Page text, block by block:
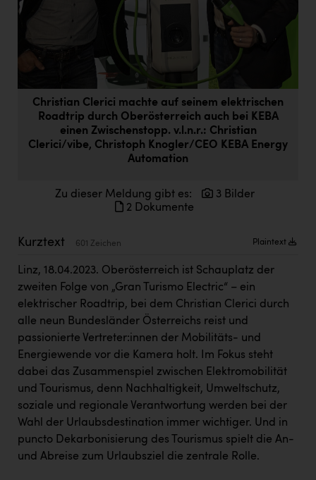
Doppler Gruppe
Firmenradl
Fristads Austria
HIG Infomotion Group
Immotech
INTERSPORT Austria
Jesolo
Jane Goodall Institute Austria
Kärcher
Karin Liedl
KEBA
KIWI Kinderwunsch Institut Dr. Loimer
KLIPP Frisör
Kleider Bauer
Christian Clerici machte auf seinem elektrischen
Roadtrip durch Oberösterreich auch bei KEBA
einen Zwischenstopp. v.l.n.r.: Christian
Clerici/vibe, Christoph Knogler/CEO KEBA Energy
Automation
Zu dieser Meldung gibt es:
3 Bilder
2 Dokumente
Kurztext 601 Zeichen Plaintext
Linz, 18.04.2023. Oberösterreich ist Schauplatz der
zweiten Folge von „Gran Turismo Electric“ – ein
elektrischer Roadtrip, bei dem Christian Clerici durch
alle neun Bundesländer Österreichs reist und
passionierte Vertreter:innen der Mobilitäts- und
Energiewende vor die Kamera holt. Im Fokus steht
dabei das Zusammenspiel zwischen Elektromobilität
und Tourismus, denn Nachhaltigkeit, Umweltschutz,
soziale und regionale Verantwortung werden bei der
Wahl der Urlaubsdestination immer wichtiger. Und in
puncto Dekarbonisierung des Tourismus spielt die An-
und Abreise zum Urlaubsziel die zentrale Rolle.